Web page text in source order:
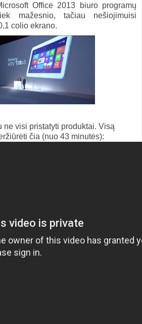
Office 2013 biuro programų
mažesnio, tačiau nešiojimuisi
colio ekrano.
ne visi pristatyti produktai. Visą
čia (nuo 43 minutės):